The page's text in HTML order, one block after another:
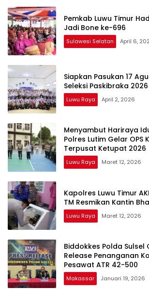
Pemkab Luwu Timur
Jadi Bone ke-696
Sulawesi Selatan April 6,
Siapkan Pasukan 17
Seleksi Paskibraka 2026
Luwu Raya April 2, 2026
Menyambut Hariraya
Polres Lutim Gelar OPS
Terpusat Ketupat 2026
Luwu Raya Maret 12, 2026
Kapolres Luwu Timur
TM Resmikan Kantin
Luwu Raya Maret 12, 2026
Biddokkes Polda Sulsel
Release Penanganan
Pesawat ATR 42-500
Makassar Januari 19, 2026